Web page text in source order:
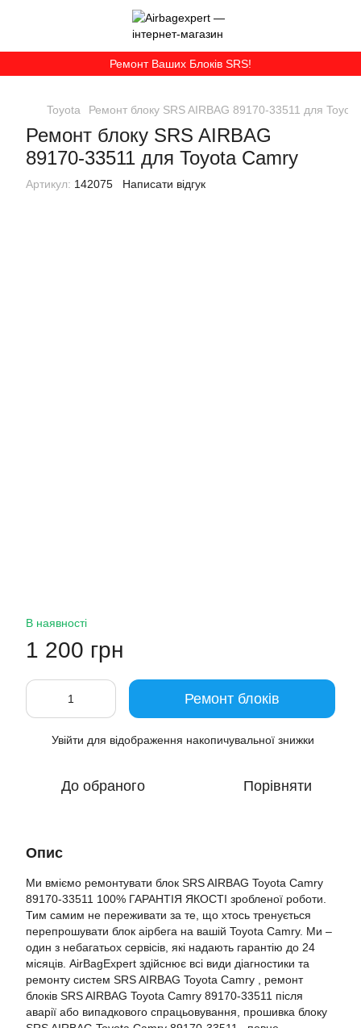
Ремонт Ваших Блоків SRS!
Toyota Ремонт блоку SRS AIRBAG 89170-33511 для
Ремонт блоку SRS AIRBAG
89170-33511 для Toyota Camry
Артикул: 142075 Написати відгук
В наявності
1 200 грн
Ремонт блоків
Увійти для відображення накопичувальної знижки
До обраного Порівняти
Опис
Ми вміємо ремонтувати блок SRS AIRBAG Toyota Camry
89170-33511 100% ГАРАНТІЯ ЯКОСТІ зробленої роботи.
Тим самим не переживати за те, що хтось тренується
перепрошувати блок аірбега на вашій Toyota Camry. Ми –
один з небагатьох сервісів, які надають гарантію до 24
місяців. AirBagExpert здійснює всі види діагностики та
ремонту систем SRS AIRBAG Toyota Camry , ремонт
блоків SRS AIRBAG Toyota Camry 89170-33511 після
аварії або випадкового спрацьовування, прошивка блоку